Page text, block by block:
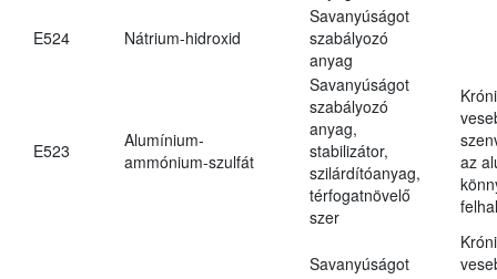
E524 Nátrium-hidroxid
Savanyúságot
szabályozó
anyag
E523
Alumínium-
ammónium-szulfát
Savanyúságot
szabályozó
anyag,
stabilizátor,
szilárdítóanyag,
térfogatnövelő
szer
az
Savanyúságot